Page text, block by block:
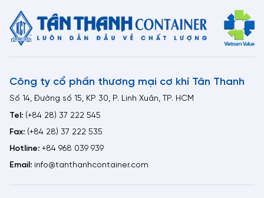
Công ty cổ phần thương mại cơ khí Tân Thanh
Số 14, Đường số 15, KP 30, P. Linh Xuân, TP. HCM
Tel: (+84 28) 37 222 545
Fax: (+84 28) 37 222 535
Hotline: +84 968 039 939
Email: info@tanthanhcontainer.com